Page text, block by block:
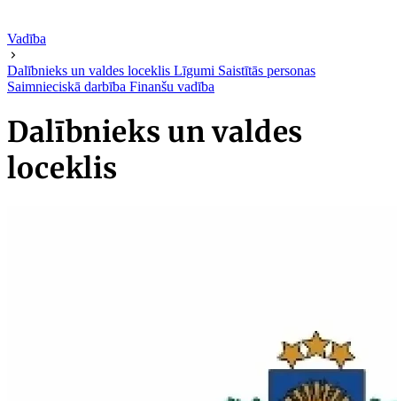
Vadība
Dalībnieks un valdes loceklis Līgumi Saistītās personas
Saimnieciskā darbība Finanšu vadība
Dalībnieks un valdes
loceklis